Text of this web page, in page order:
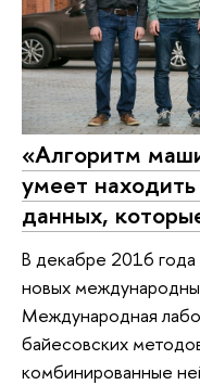
«Алгоритм
умеет
данных,
В декабре 2016
новых
Международная
байесовских
комбинированные